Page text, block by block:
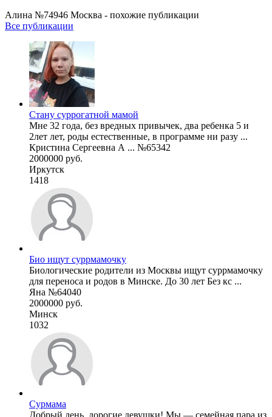
Алина №74946 Москва - похожие публикации
Все публикации
Стану суррогатной мамой
Мне 32 года, без вредных привычек, два ребенка 5 и
2лет лет, роды естественные, в программе ни разу ...
Кристина Сергеевна А ... №65342
2000000 руб.
Иркутск
1418
Био ищут суррмамочку
Биологические родители из Москвы ищут суррмамочку
для переноса и родов в Минске. До 30 лет Без кс ...
Яна №64040
2000000 руб.
Минск
1032
Сурмама
Добрый день, дорогие девушки! Мы — семейная пара из